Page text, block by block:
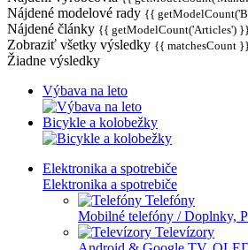
Nájdené modelové rady {{
Nájdené články {{ getModelCount('Articles') }}
Zobraziť všetky výsledky {{ matchesCount }}
Žiadne výsledky
Výbava na leto
Bicykle a kolobežky
Elektronika a spotrebiče
Elektronika a spotrebiče
Telefóny
Mobilné telefóny / Doplnky,
Televízory